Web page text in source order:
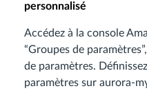
personnalisé
Accédez à la console
“Groupes de
de paramètres.
paramètres sur aurora-